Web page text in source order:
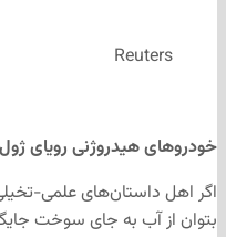
Reuters
خودروهای هیدروژنی رویای
اگر اهل داستان‌های علمی-
بتوان از آب به جای سوخت